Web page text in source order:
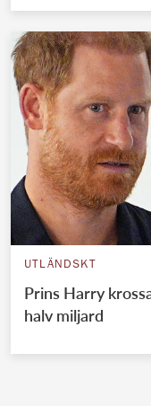
UTLÄNDSKT
Prins Harry
halv miljard